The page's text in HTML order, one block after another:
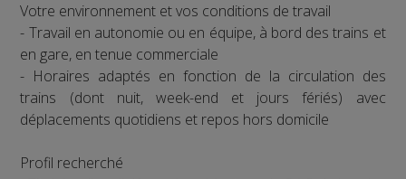
Votre environnement et vos conditions de travail
- Travail en autonomie ou en équipe, à bord des trains et
en gare, en tenue commerciale
- Horaires adaptés en fonction de la circulation des
trains (dont nuit, week-end et jours fériés) avec
déplacements quotidiens et repos hors domicile
Profil recherché